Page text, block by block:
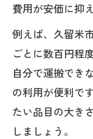
費用が安価に抑
例えば、久留米
ごとに数百円程
自分で運搬でき
の利用が便利で
たい品目の大き
しましょう。